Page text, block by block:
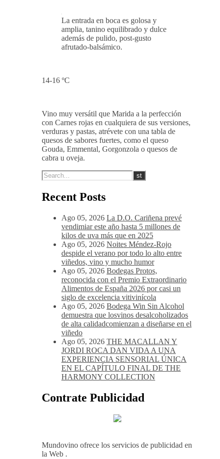
La entrada en boca es golosa y
amplia, tanino equilibrado y dulce
además de pulido, post-gusto
afrutado-balsámico.
14-16 ºC
Vino muy versátil que Marida a la perfección
con Carnes rojas en cualquiera de sus versiones,
verduras y pastas, atrévete con una tabla de
quesos de sabores fuertes, como el queso
Gouda, Emmental, Gorgonzola o quesos de
cabra u oveja.
Recent Posts
Ago 05, 2026 La D.O. Cariñena prevé
vendimiar este año hasta 5 millones de
kilos de uva más que en 2025
Ago 05, 2026 Noites Méndez-Rojo
despide el verano por todo lo alto entre
viñedos, vino y mucho humor
Ago 05, 2026 Bodegas Protos,
reconocida con el Premio Extraordinario
Alimentos de España 2026 por casi un
siglo de excelencia vitivinícola
Ago 05, 2026 Bodega Win Sin Alcohol
demuestra que losvinos desalcoholizados
de alta calidadcomienzan a diseñarse en el
viñedo
Ago 05, 2026 THE MACALLAN Y
JORDI ROCA DAN VIDA A UNA
EXPERIENCIA SENSORIAL ÚNICA
EN EL CAPÍTULO FINAL DE THE
HARMONY COLLECTION
Contrate Publicidad
Mundovino ofrece los servicios de publicidad en
la Web .